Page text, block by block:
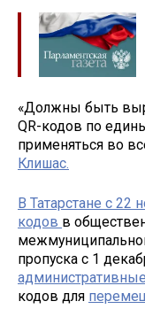
«Должны быть
QR-кодов по
применяться во
Клишас.
В Татарстане с 22
кодов в
пропуска с 1
кодов для